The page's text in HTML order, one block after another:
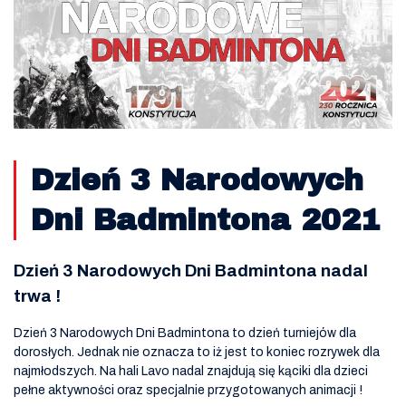
Dzień 3 Narodowych
Dni Badmintona 2021
Dzień 3 Narodowych Dni Badmintona nadal
trwa !
Dzień 3 Narodowych Dni Badmintona to dzień turniejów dla
dorosłych. Jednak nie oznacza to iż jest to koniec rozrywek dla
najmłodszych. Na hali Lavo nadal znajdują się kąciki dla dzieci
pełne aktywności oraz specjalnie przygotowanych animacji !